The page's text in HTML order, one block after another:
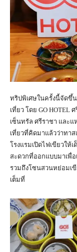
ทริปพิเศษในครั้งนี้จัดขึ้
เที่ยว โดย GO
เซ็นทรัล ศรีราชา และ
เที่ยวที่คิดมาแล้วว่าทา
โรงแรมเปิดไฟเขียวให้
สะดวกที่ออกแบบมาเพื่
รวมถึงโซนสวนหย่อมเ
เต็มที่